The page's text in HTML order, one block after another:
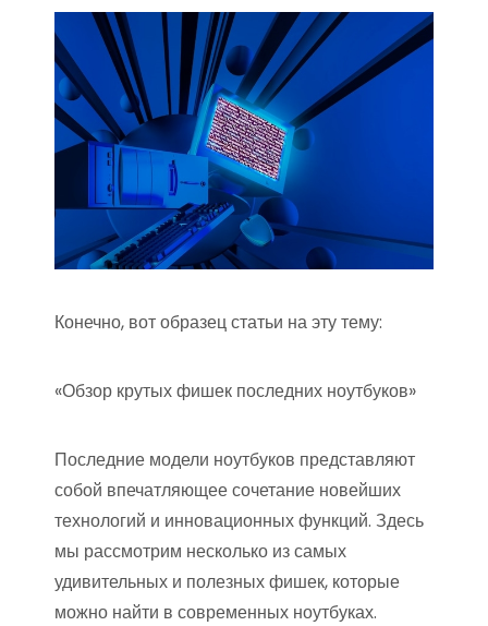
Конечно, вот образец статьи на эту тему:
«Обзор крутых фишек последних ноутбуков»
Последние модели ноутбуков представляют
собой впечатляющее сочетание новейших
технологий и инновационных функций. Здесь
мы рассмотрим несколько из самых
удивительных и полезных фишек, которые
можно найти в современных ноутбуках.